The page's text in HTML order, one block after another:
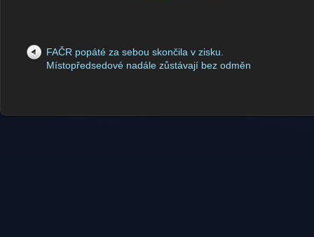
FAČR popáté za sebou skončila v zisku.
Místopředsedové nadále zůstávají bez odměn